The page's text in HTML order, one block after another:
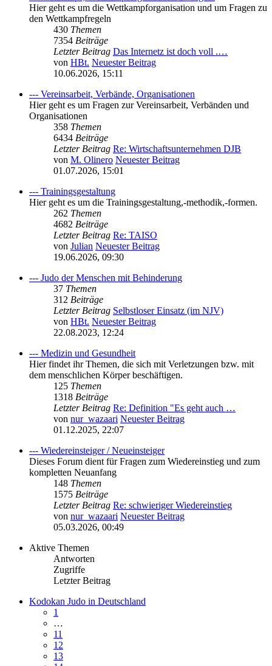
Hier geht es um die Wettkampforganisation und um Fragen zu
den Wettkampfregeln
430 Themen
7354 Beiträge
Letzter Beitrag Das Internetz ist doch voll .…
von HBt. Neuester Beitrag
10.06.2026, 15:11
--- Vereinsarbeit, Verbände, Organisationen
Hier geht es um Fragen zur Vereinsarbeit, Verbänden und
Organisationen
358 Themen
6434 Beiträge
Letzter Beitrag Re: Wirtschaftsunternehmen DJB
von M. Olinero Neuester Beitrag
01.07.2026, 15:01
--- Trainingsgestaltung
Hier geht es um die Trainingsgestaltung,-methodik,-formen.
262 Themen
4682 Beiträge
Letzter Beitrag Re: TAISO
von Julian Neuester Beitrag
19.06.2026, 09:30
--- Judo der Menschen mit Behinderung
37 Themen
312 Beiträge
Letzter Beitrag Selbstloser Einsatz (im NJV)
von HBt. Neuester Beitrag
22.08.2023, 12:24
--- Medizin und Gesundheit
Hier findet ihr Themen, die sich mit Verletzungen bzw. mit
dem menschlichen Körper beschäftigen.
125 Themen
1318 Beiträge
Letzter Beitrag Re: Definition "Es geht auch …
von nur_wazaari Neuester Beitrag
01.12.2025, 22:07
--- Wiedereinsteiger / Neueinsteiger
Dieses Forum dient für Fragen zum Wiedereinstieg und zum
kompletten Neuanfang
148 Themen
1575 Beiträge
Letzter Beitrag Re: schwieriger Wiedereinstieg
von nur_wazaari Neuester Beitrag
05.03.2026, 00:49
Aktive Themen
Antworten
Zugriffe
Letzter Beitrag
Kodokan Judo in Deutschland
1
…
11
12
13